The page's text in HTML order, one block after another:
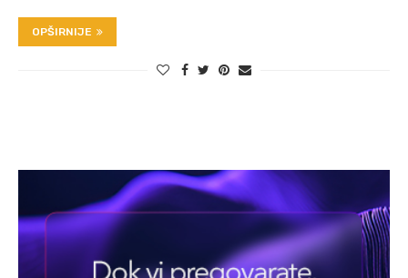
OPŠIRNIJE